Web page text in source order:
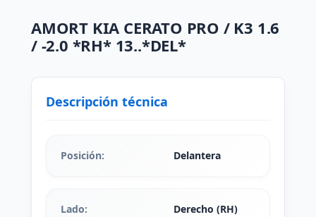
AMORT KIA CERATO PRO / K3 1.6
/ -2.0 *RH* 13..*DEL*
Descripción técnica
Posición: Delantera
Lado: Derecho (RH)